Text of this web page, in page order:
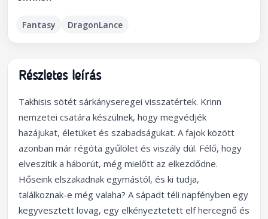
Fantasy DragonLance
Részletes leírás
Takhisis sötét sárkányseregei visszatértek. Krinn
nemzetei csatára készülnek, hogy megvédjék
hazájukat, életüket és szabadságukat. A fajok között
azonban már régóta gyűlölet és viszály dúl. Félő, hogy
elveszítik a háborút, még mielőtt az elkezdődne.
Hőseink elszakadnak egymástól, és ki tudja,
találkoznak-e még valaha? A sápadt téli napfényben egy
kegyvesztett lovag, egy elkényeztetett elf hercegnő és